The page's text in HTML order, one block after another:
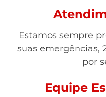
Estamos sempre
suas emergências,
por
Equipe